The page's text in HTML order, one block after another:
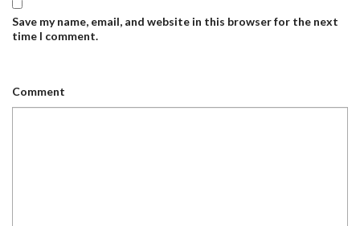
Save my name, email, and website in this browser for the next
time I comment.
Comment